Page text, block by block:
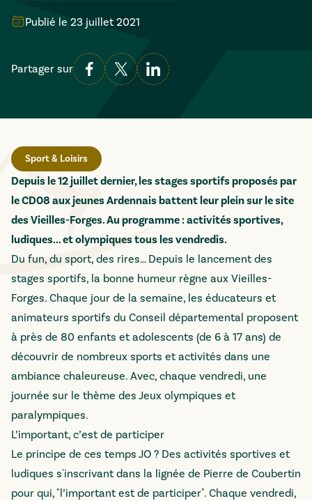
Publié le 23 juillet 2021
Partager sur
Sport & Loisirs
Depuis le 12 juillet dernier, les stages sportifs proposés par
le CD08 aux jeunes Ardennais battent leur plein sur le site
des Vieilles-Forges. Au programme : activités sportives,
ludiques... et olympiques tous les vendredis.
Du fun, du sport, des rires… Depuis le lancement des
stages sportifs, la bonne humeur règne aux Vieilles-
Forges. Chaque jour de la semaine, les éducateurs et
animateurs sportifs du Conseil départemental proposent
à près de 80 enfants et adolescents (de 6 à 17 ans) de
découvrir de nombreux sports et activités dans une
ambiance chaleureuse. Avec, chaque vendredi, une
journée sur le thème des Jeux olympiques et
paralympiques.
L’important, c’est de participer
Le principe de ces temps JO ? Des activités sportives et
ludiques s'inscrivant dans la lignée de Pierre de Coubertin
pour qui, "l’important est de participer". Chaque vendredi,